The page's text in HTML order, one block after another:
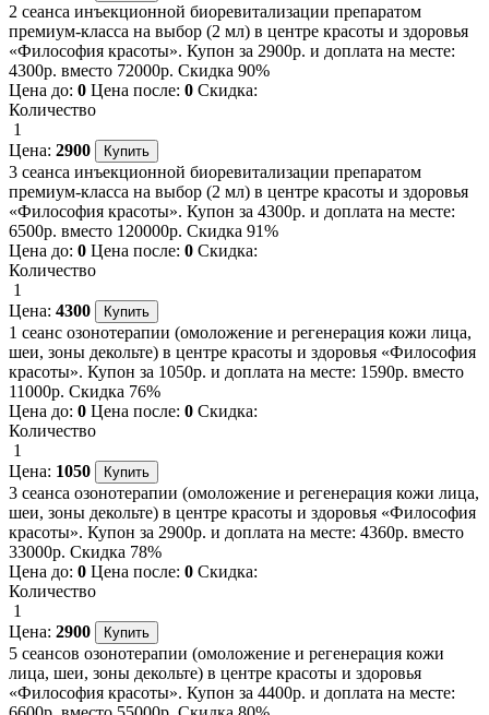
2 сеанса инъекционной биоревитализации препаратом
премиум-класса на выбор (2 мл) в центре красоты и здоровья
«Философия красоты». Купон за 2900р. и доплата на месте:
4300р. вместо 72000р. Скидка 90%
Цена до: 0 Цена после: 0 Скидка:
Количество
1
Цена: 2900
3 сеанса инъекционной биоревитализации препаратом
премиум-класса на выбор (2 мл) в центре красоты и здоровья
«Философия красоты». Купон за 4300р. и доплата на месте:
6500р. вместо 120000р. Скидка 91%
Цена до: 0 Цена после: 0 Скидка:
Количество
1
Цена: 4300
1 сеанс озонотерапии (омоложение и регенерация кожи лица,
шеи, зоны декольте) в центре красоты и здоровья «Философия
красоты». Купон за 1050р. и доплата на месте: 1590р. вместо
11000р. Скидка 76%
Цена до: 0 Цена после: 0 Скидка:
Количество
1
Цена: 1050
3 сеанса озонотерапии (омоложение и регенерация кожи лица,
шеи, зоны декольте) в центре красоты и здоровья «Философия
красоты». Купон за 2900р. и доплата на месте: 4360р. вместо
33000р. Скидка 78%
Цена до: 0 Цена после: 0 Скидка:
Количество
1
Цена: 2900
5 сеансов озонотерапии (омоложение и регенерация кожи
лица, шеи, зоны декольте) в центре красоты и здоровья
«Философия красоты». Купон за 4400р. и доплата на месте: